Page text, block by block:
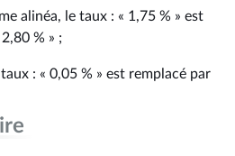
alinéa, le taux : « 1,75 % » est
% » ;
: « 0,05 % » est remplacé par